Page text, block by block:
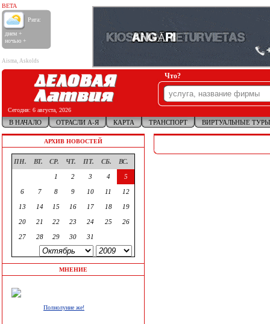
BETA
Рига:
днем +
ночью +
Aisma, Askolds
Сегодня: 6 августа, 2026
Что?
В НАЧАЛО ОТРАСЛИ А-Я КАРТА ТРАНСПОРТ ВИРТУАЛЬНЫЕ ТУРЫ
АРХИВ НОВОСТЕЙ
ПН. ВТ. СР. ЧТ. ПТ. СБ. ВС.
1 2 3 4 5
6 7 8 9 10 11 12
13 14 15 16 17 18 19
20 21 22 23 24 25 26
27 28 29 30 31
МНЕНИЕ
Полнолуние же!